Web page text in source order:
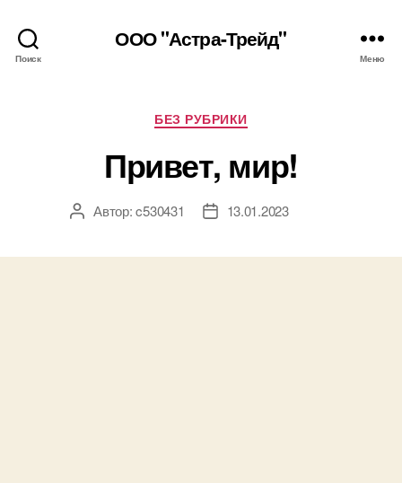
Поиск
ООО "Астра-Трейд"
Меню
Рубрики
БЕЗ РУБРИКИ
Привет, мир!
АвторАвтор:c530431
Дата13.01.2023